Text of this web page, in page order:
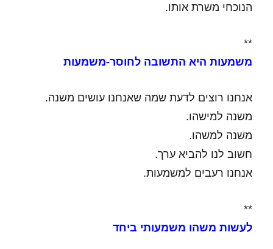
הנוכחי משרת אותו.
**
משמעות היא התשובה לחוסר-משמעות
אנחנו רוצים לדעת שמה שאנחנו עושים משנה.
משנה למישהו.
משנה למשהו.
חשוב לנו להביא ערך.
אנחנו רעבים למשמעות.
**
לעשות משהו משמעותי ביחד